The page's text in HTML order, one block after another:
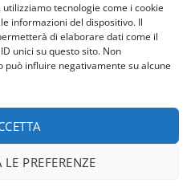
tecnologie come i cookie
informazioni del dispositivo. Il
di elaborare dati come il
unici su questo sito. Non
influire negativamente su alcune
PREFERENZE
-Cookie policy-Termini e